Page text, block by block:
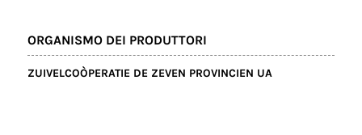
ORGANISMO DEI PRODUTTORI
ZUIVELCOÒPERATIE DE ZEVEN PROVINCIEN UA